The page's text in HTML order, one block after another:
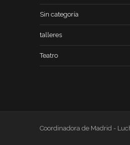
Sin categoría
talleres
Teatro
Coordinadora de Madrid -